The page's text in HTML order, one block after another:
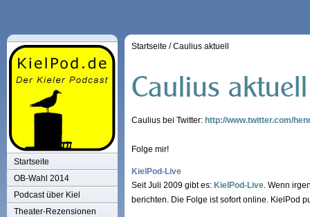
Startseite
OB-Wahl 2014
Podcast über Kiel
Theater-Rezensionen
Startseite /Caulius aktuell
Caulius bei Twitter: http://www.twitter.com/
Folge mir!
KielPod-Live
Seit Juli 2009 gibt es: KielPod-Live. Wenn
berichten. Die Folge ist sofort online. KielPod